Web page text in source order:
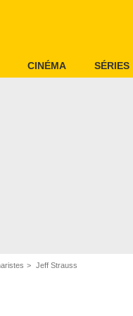
CINÉMA SÉRIES
Jeff Strauss